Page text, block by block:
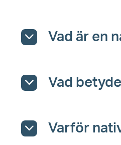
Vad är en
Vad
Varför